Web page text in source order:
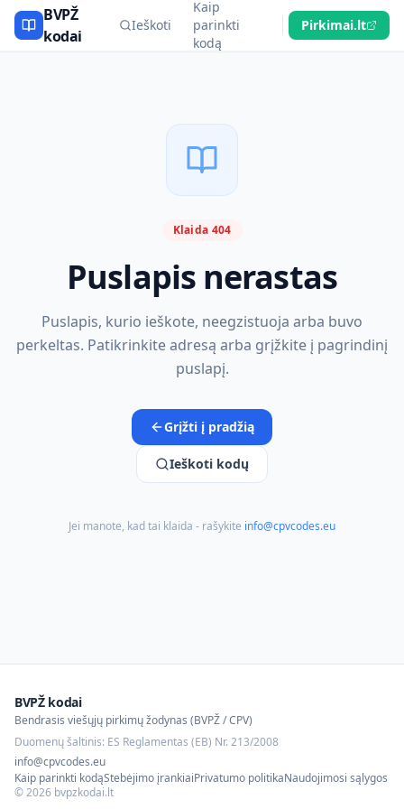
BVPŽ
kodai
Ieškoti
Kaip
parinkti
kodą
Pirkimai.lt
Klaida 404
Puslapis nerastas
Puslapis, kurio ieškote, neegzistuoja arba buvo
perkeltas. Patikrinkite adresą arba grįžkite į pagrindinį
puslapį.
Grįžti į pradžią
Ieškoti kodų
Jei manote, kad tai klaida - rašykite info@cpvcodes.eu
BVPŽ kodai
Bendrasis viešųjų pirkimų žodynas (BVPŽ / CPV)
Duomenų šaltinis: ES Reglamentas (EB) Nr. 213/2008
info@cpvcodes.eu
Kaip parinkti kodąStebėjimo įrankiaiPrivatumo politikaNaudojimosi sąlygos
©2026 bvpzkodai.lt